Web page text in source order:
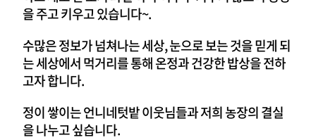
을 주고 키우고 있습니다~.
수많은 정보가 넘쳐나는 세상, 눈으로 보는 것을 믿게 되
는 세상에서 먹거리를 통해 온정과 건강한 밥상을 전하
고자 합니다.
정이 쌓이는 언니네텃밭 이웃님들과 저희 농장의 결실
을 나누고 싶습니다.